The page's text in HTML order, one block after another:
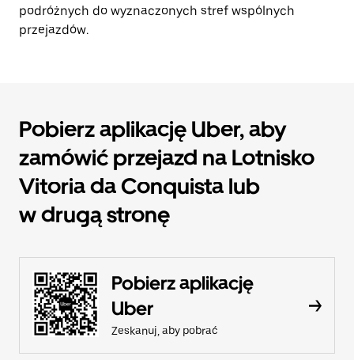
podróżnych do wyznaczonych stref wspólnych
przejazdów.
Pobierz aplikację Uber, aby
zamówić przejazd na Lotnisko
Vitoria da Conquista lub
w drugą stronę
Pobierz aplikację
Uber
Zeskanuj, aby pobrać